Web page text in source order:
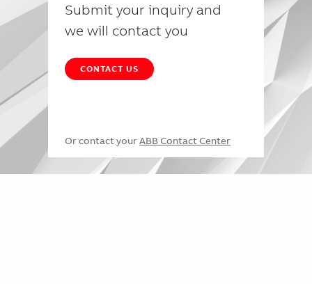
Submit your inquiry and
we will contact you
CONTACT US
Or contact your ABB Contact Center